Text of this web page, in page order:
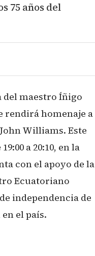
75 años del
del maestro Íñigo
homenaje a
Williams. Este
a 20:10, en la
con el apoyo de la
Ecuatoriano
independencia de
el país.